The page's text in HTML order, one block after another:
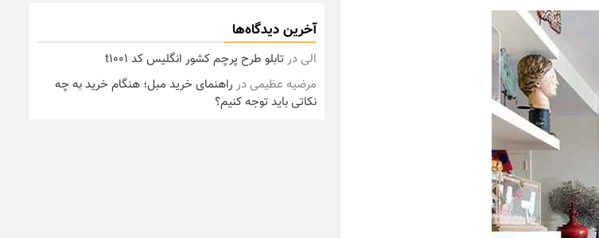
آخرین دیدگاه‌ها
الیدرتابلو طرح پرچم کشور انگلیس کد t1001
مرضیه عظیمیدر راهنمای خرید مبل؛ هنگام خرید به چه
نکاتی باید توجه کنیم؟